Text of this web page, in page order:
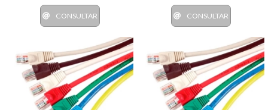
CONSULTAR CONSULTAR